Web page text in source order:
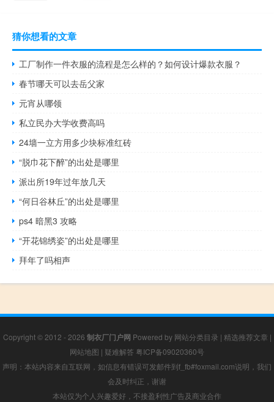
猜你想看的文章
工厂制作一件衣服的流程是怎么样的？如何设计爆款衣服？
春节哪天可以去岳父家
元宵从哪领
私立民办大学收费高吗
24墙一立方用多少块标准红砖
“脱巾花下醉”的出处是哪里
派出所19年过年放几天
“何日谷林丘”的出处是哪里
ps4 暗黑3 攻略
“开花锦绣姿”的出处是哪里
拜年了吗相声
Copyright © 2012 - 2026 制衣厂门户网 Powered by 网站分类目录 | 精选推荐文章 |
网站地图 | 疑难解答 粤ICP备09020360号
声明：本站内容来自互联网，如信息有错误可发邮件到f_fb#foxmail.com说明，我们
会及时纠正，谢谢
本站仅为个人兴趣爱好，不接盈利性广告及商业合作